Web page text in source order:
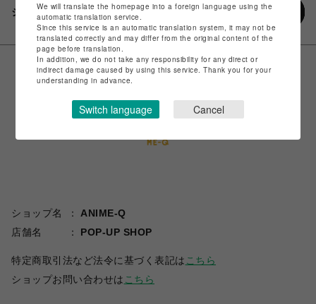
シェアする
ショップ名
ANIME-Q
店舗名
POP-UP SHOP
特定商取引法など法令に基づく表記は こちら
ショップお問い合わせは こちら
We will translate the homepage into a foreign language using the
automatic translation service.
Since this service is an automatic translation system, it may not be
translated correctly and may differ from the original content of the
page before translation.
In addition, we do not take any responsibility for any direct or
indirect damage caused by using this service. Thank you for your
understanding in advance.
Switch language Cancel